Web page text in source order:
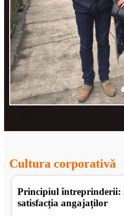
Cultura corporativă
Principiul întreprinderii:
satisfacția angajaților